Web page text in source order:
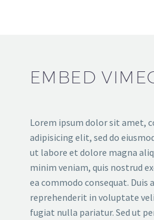
EMBED
Lorem ipsum dolor sit amet,
adipisicing elit, sed do
ut labore et dolore magna
minim veniam, quis nostrud
ea commodo consequat. Duis
reprehenderit in voluptate
fugiat nulla pariatur. Sed ut